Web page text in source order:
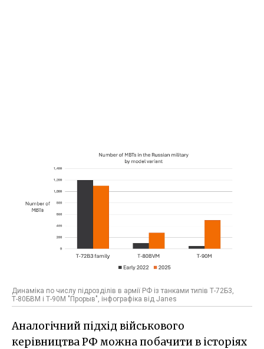
Динаміка по числу підрозділів в армії РФ із танками типів Т-72Б3,
Т-80БВМ і Т-90М "Прорыв", інфографіка від Janes
Аналогічний підхід військового
керівництва РФ можна побачити в історіях